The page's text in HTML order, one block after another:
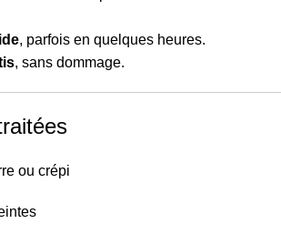
, parfois en quelques heures.
, sans dommage.
ou crépi